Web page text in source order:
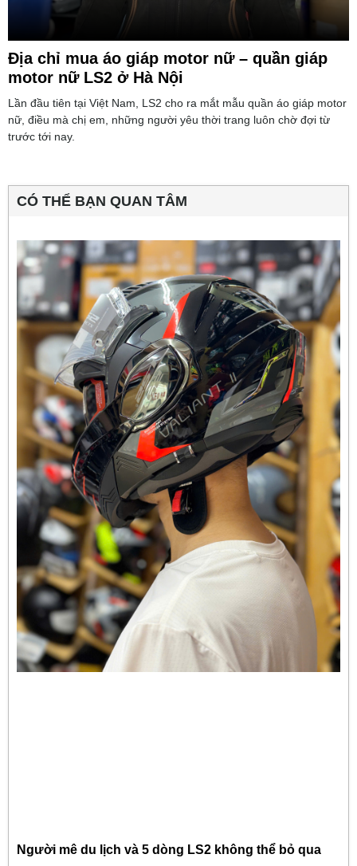
Địa chỉ mua áo giáp motor nữ – quần giáp
motor nữ LS2 ở Hà Nội
Lần đầu tiên tại Việt Nam, LS2 cho ra mắt mẫu quần áo giáp motor
nữ, điều mà chị em, những người yêu thời trang luôn chờ đợi từ
trước tới nay.
CÓ THỂ BẠN QUAN TÂM
Người mê du lịch và 5 dòng LS2 không thể bỏ qua